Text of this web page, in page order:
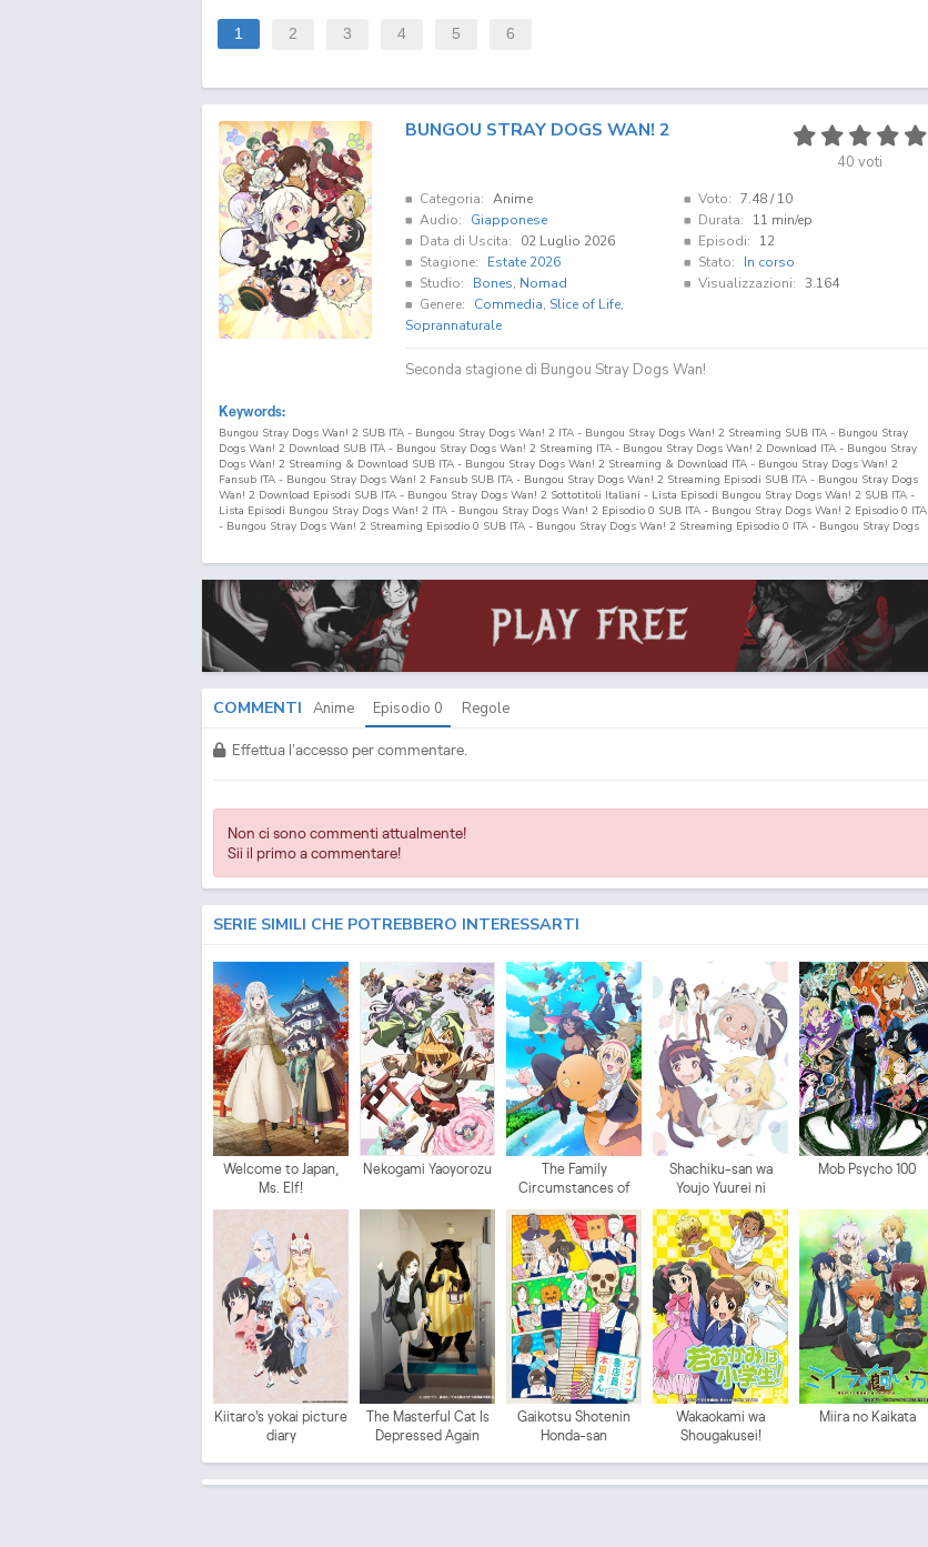
1 2 3 4 5 6
BUNGOU STRAY DOGS WAN! 2
40 voti
Categoria: Anime
Audio:
Giapponese
Data di Uscita:
02 Luglio 2026
Stagione:
Estate 2026
Studio:
Bones, Nomad
Genere:
Commedia, Slice of Life,
Soprannaturale
Voto: 7.48/ 10
Durata:
11 min/ep
Episodi:
12
Stato:
In corso
Visualizzazioni: 3.164
Seconda stagione di Bungou Stray Dogs Wan!
Keywords:
Bungou Stray Dogs Wan! 2 SUB ITA - Bungou Stray Dogs Wan! 2 ITA - Bungou Stray Dogs Wan! 2 Streaming SUB ITA - Bungou Stray
Dogs Wan! 2 Download SUB ITA - Bungou Stray Dogs Wan! 2 Streaming ITA - Bungou Stray Dogs Wan! 2 Download ITA - Bungou Stray
Dogs Wan! 2 Streaming & Download SUB ITA - Bungou Stray Dogs Wan! 2 Streaming & Download ITA - Bungou Stray Dogs Wan! 2
Fansub ITA - Bungou Stray Dogs Wan! 2 Fansub SUB ITA - Bungou Stray Dogs Wan! 2 Streaming Episodi SUB ITA - Bungou Stray Dogs
Wan! 2 Download Episodi SUB ITA - Bungou Stray Dogs Wan! 2 Sottotitoli Italiani - Lista Episodi Bungou Stray Dogs Wan! 2 SUB ITA -
Lista Episodi Bungou Stray Dogs Wan! 2 ITA - Bungou Stray Dogs Wan! 2 Episodio 0 SUB ITA - Bungou Stray Dogs Wan! 2 Episodio 0 ITA
- Bungou Stray Dogs Wan! 2 Streaming Episodio 0 SUB ITA - Bungou Stray Dogs Wan! 2 Streaming Episodio 0 ITA - Bungou Stray Dogs
Stray Dogs Wan! 2 Streaming & Download ITA - Bungo Stray Dogs Wan! 2 Fansub ITA - Bungo Stray Dogs Wan! 2 Fansub SUB ITA -
Bungo Stray Dogs Wan! 2 Streaming Episodi SUB ITA - Bungo Stray Dogs Wan! 2 Download Episodi SUB ITA - Bungo Stray Dogs Wan! 2
Sottotitoli Italiani - Lista Episodi Bungo Stray Dogs Wan! 2 SUB ITA - Lista Episodi Bungo Stray Dogs Wan! 2 ITA - Bungo Stray Dogs
Wan! 2 Episodio0SUB ITA - Bungo Stray Dogs Wan! 2 Episodio0 ITA - Bungo Stray Dogs Wan! 2 Streaming Episodio0SUB ITA - Bungo
Stray Dogs Wan! 2 Streaming Episodio
ITA - Bungo Stray Dogs Wan! 2 Download Episodio
SUB ITA - Bungo Stray Dogs Wan! 2
Download Episodio0ITA
COMMENTI Anime Episodio 0 Regole
Effettua l'accesso per commentare.
Non ci sono commenti attualmente!
Sii il primo a commentare!
SERIE SIMILI CHE POTREBBERO INTERESSARTI
Welcome to Japan,
Ms. Elf!
Nekogami Yaoyorozu
The Family
Circumstances of
the Irregular Witch
Shachiku-san wa
Youjo Yuurei ni
Iyasaretai.
Mob Psycho 100
Kiitaro's yokai picture
diary
The Masterful Cat Is
Depressed Again
Gaikotsu Shotenin
Honda-san
Wakaokami wa
Shougakusei!
Miira no Kaikata